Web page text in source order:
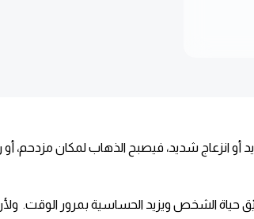
شديد، فيصبح الذهاب لمكان مزدحم، أو
حياة الشخص ويزيد الحساسية بمرور الوقت.